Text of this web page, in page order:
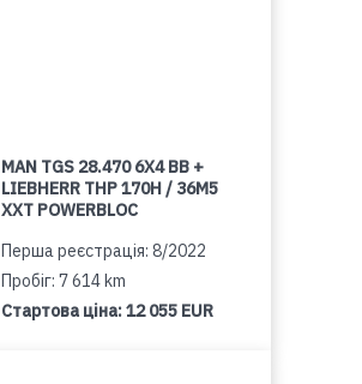
MAN TGS 28.470 6X4 BB +
LIEBHERR THP 170H / 36M5
XXT POWERBLOC
Перша реєстрація: 8/2022
Пробіг: 7 614 km
Стартова ціна:12 055 EUR